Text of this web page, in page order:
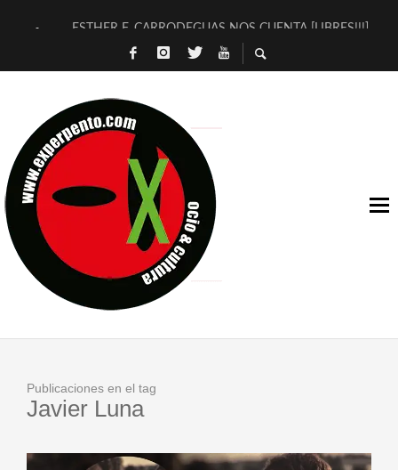
ESTHER F. CARRODEGUAS NOS CUENTA [LIBRES!!!]
[TERRA DE GUAPES] DE SANDRA MONFORT
TIMBRE 4, LA ESCUELA DEL DIRECTOR TEATRAL CLAUDIO
30 AÑOS (NO ES NADA) DE LA KATARSIS DEL TOMATAZO
MILITARES JUDÍAS EN #EXVITA
D’BALDOMEROS REINVENTAN [BITÁCORA 3.0] EN EXVITA
MARSHALL FLASH PRESENTA EN EXVITA [RELATIVA
JOFRE BARDAGÍ EN EXVITA INTERPRETANDO A SERRAT
Publicaciones en el tag
Javier Luna